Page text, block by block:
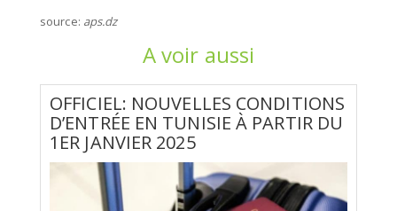
source: aps.dz
A voir aussi
OFFICIEL: NOUVELLES CONDITIONS
D’ENTRÉE EN TUNISIE À PARTIR DU
1ER JANVIER 2025